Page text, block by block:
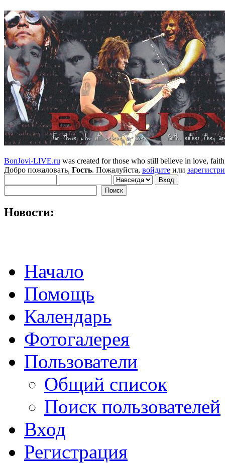
BonJovi-LIVE.ru was created for those who still believe in love,
Добро пожаловать, Гость. Пожалуйста, войдите или
Новости:
Начало
Помощь
Календарь
Фотогалерея
Пользователи
Общий список
Поиск пользователей
Вход
Регистрация